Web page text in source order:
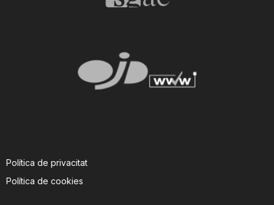
Política de privacitat
Política de cookies